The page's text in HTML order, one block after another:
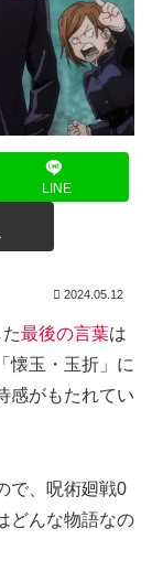
LINE
2024.05.12
最後の言葉は
懐玉・玉折」に
感がもたれてい
で、呪術廻戦0
どんな物語なの